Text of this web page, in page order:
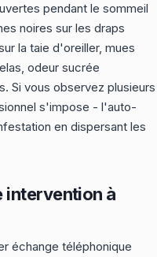
pendant le sommeil
noires sur les draps
la taie d'oreiller, mues
odeur sucrée
Si vous observez plusieurs
s'impose - l'auto-
en dispersant les
intervention à
échange téléphonique